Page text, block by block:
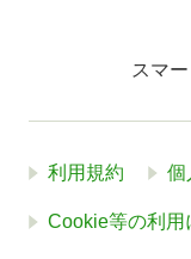
スマ
利用規約 個
Cookie等の利用